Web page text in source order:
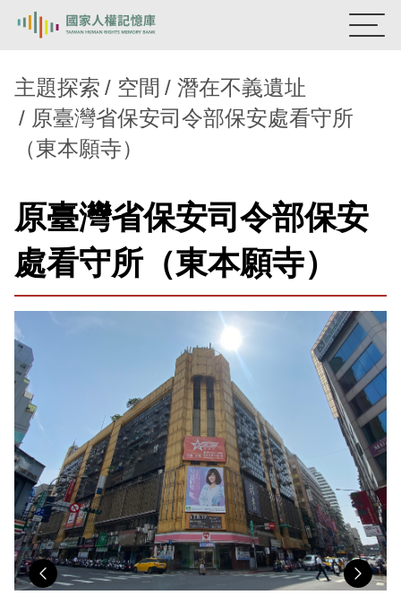
熱門關鍵字： 陳孟和 李舜治 鹿窟事件
安康接待室
新生訓導處
蛋殼畫
背景知識
關於我們
意見信箱
主題探索 空間
潛在不義遺址
原臺灣省保安司令部保安處看守所
（東本願寺）
原臺灣省保安司令部保安
處看守所（東本願寺）
Previous